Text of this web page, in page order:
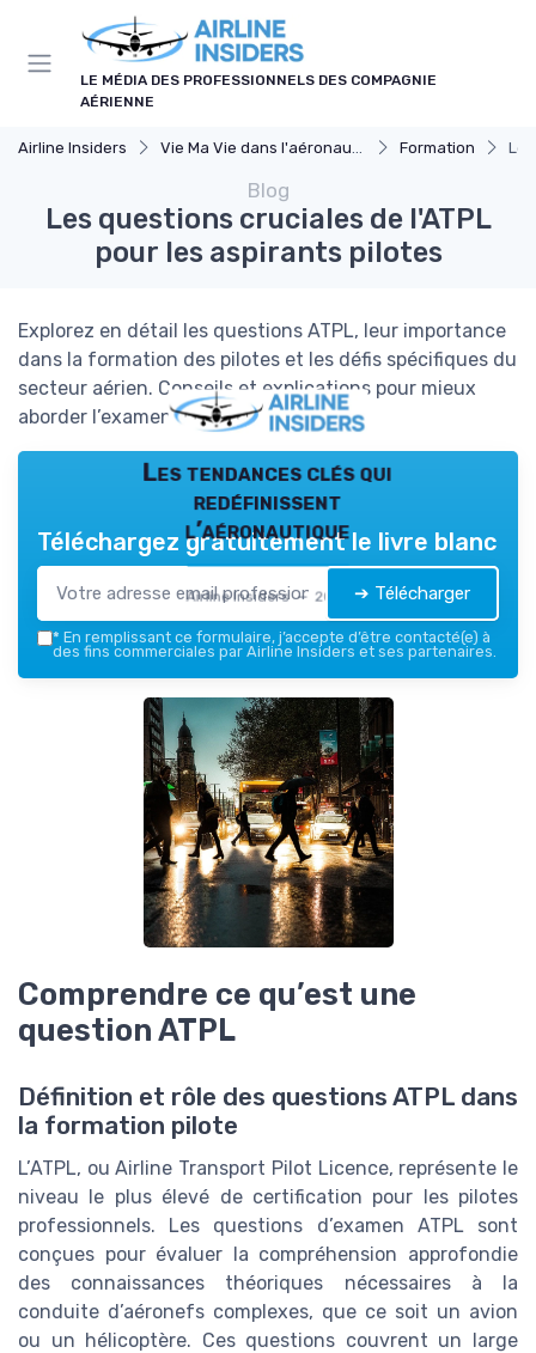
LE MÉDIA DES PROFESSIONNELS DES COMPAGNIE
AÉRIENNE
Airline Insiders Vie Ma Vie dans l'aéronautique Formation
Blog
Les questions cruciales de l'ATPL
pour les aspirants pilotes
Explorez en détail les questions ATPL, leur importance
dans la formation des pilotes et les défis spécifiques du
secteur aérien. Conseils et explications pour mieux
aborder l’examen ATPL.
Les tendances clés qui
redéfinissent
l’aéronautique
Airline Insiders — 2026
Téléchargez gratuitement le livre blanc
➔ Télécharger
* En remplissant ce formulaire, j’accepte d’être contacté(e) à
des fins commerciales par Airline Insiders et ses partenaires.
Comprendre ce qu’est une
question ATPL
Définition et rôle des questions ATPL dans
la formation pilote
L’ATPL, ou Airline Transport Pilot Licence, représente le
niveau le plus élevé de certification pour les pilotes
professionnels. Les questions d’examen ATPL sont
conçues pour évaluer la compréhension approfondie
des connaissances théoriques nécessaires à la
conduite d’aéronefs complexes, que ce soit un avion
ou un hélicoptère. Ces questions couvrent un large
Panneau de gestion des cookies